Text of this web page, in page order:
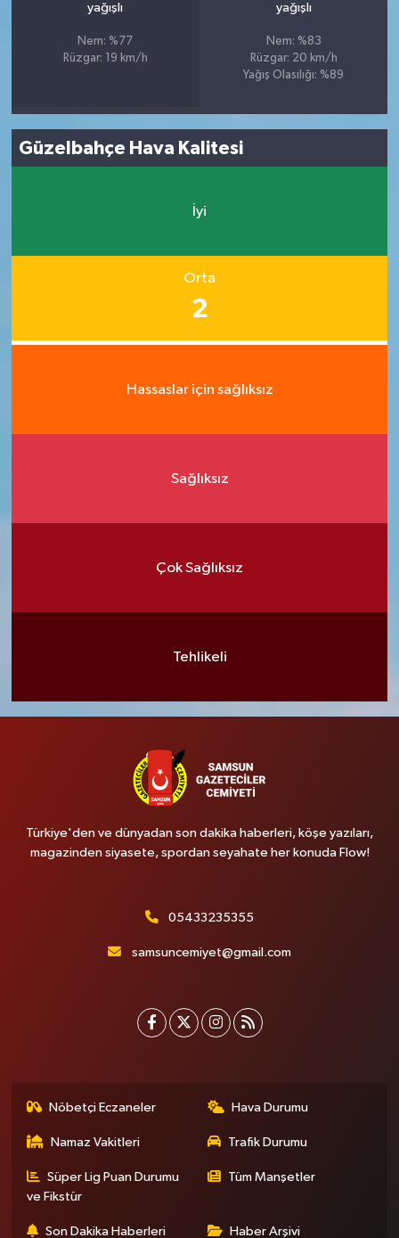
yağışlı
Nem: %77
Rüzgar: 19 km/h
yağışlı
Nem: %83
Rüzgar: 20 km/h
Yağış Olasılığı: %89
Güzelbahçe Hava Kalitesi
İyi
Orta
2
Hassaslar için sağlıksız
Sağlıksız
Çok Sağlıksız
Tehlikeli
Türkiye'den ve dünyadan son dakika haberleri, köşe yazıları,
magazinden siyasete, spordan seyahate her konuda Flow!
05433235355
samsuncemiyet@gmail.com
Nöbetçi Eczaneler Hava Durumu
Namaz Vakitleri Trafik Durumu
Süper Lig Puan Durumu
ve Fikstür
Tüm Manşetler
Son Dakika Haberleri Haber Arşivi